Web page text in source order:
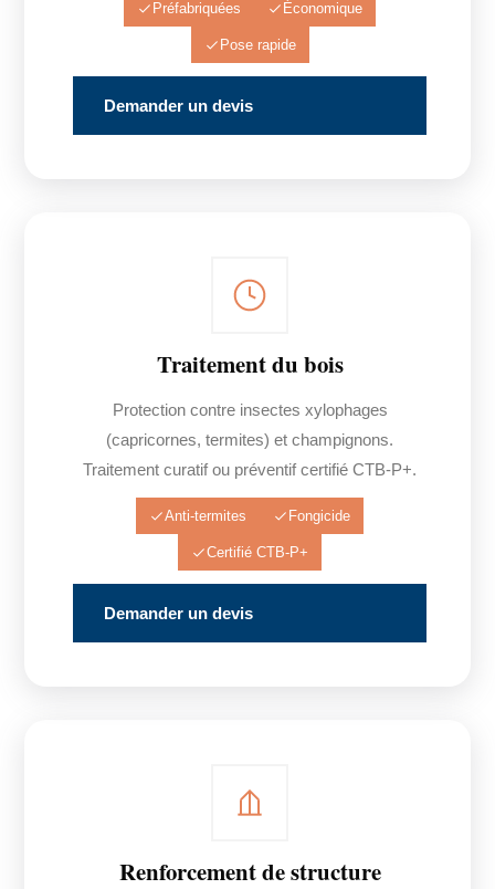
Préfabriquées Économique
Pose rapide
Demander un devis
Traitement du bois
Protection contre insectes xylophages
(capricornes, termites) et champignons.
Traitement curatif ou préventif certifié CTB-P+.
Anti-termites Fongicide
Certifié CTB-P+
Demander un devis
Renforcement de structure